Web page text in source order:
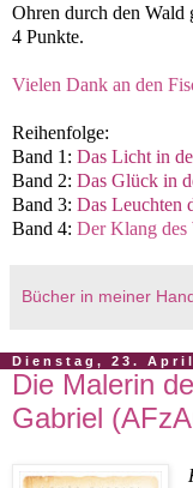
Ohren durch den Wald
4 Punkte.
Vielen Dank an den
Reihenfolge:
Band 1: Das Licht in
Band 2: Das Glück in
Band 3: Das Leuchten
Band 4: Der Klang des
Bücher in meiner
Dienstag, 23. April
Die Malerin
Gabriel